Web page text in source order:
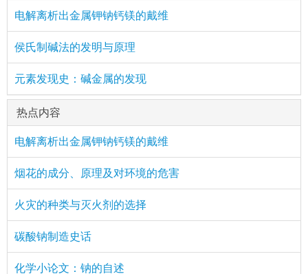
电解离析出金属钾钠钙镁的戴维
侯氏制碱法的发明与原理
元素发现史：碱金属的发现
热点内容
电解离析出金属钾钠钙镁的戴维
烟花的成分、原理及对环境的危害
火灾的种类与灭火剂的选择
碳酸钠制造史话
化学小论文：钠的自述